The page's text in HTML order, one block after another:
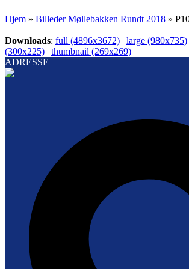
Hjem » Billeder Møllebakken Rundt 2018 »
Downloads: full (4896x3672) | large (980x735)
(300x225) | thumbnail (269x269)
ADRESSE